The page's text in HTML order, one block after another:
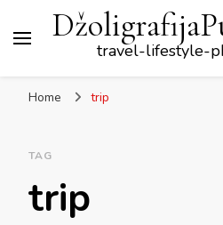
travel-lifestyle-
Home trip
TAG
trip